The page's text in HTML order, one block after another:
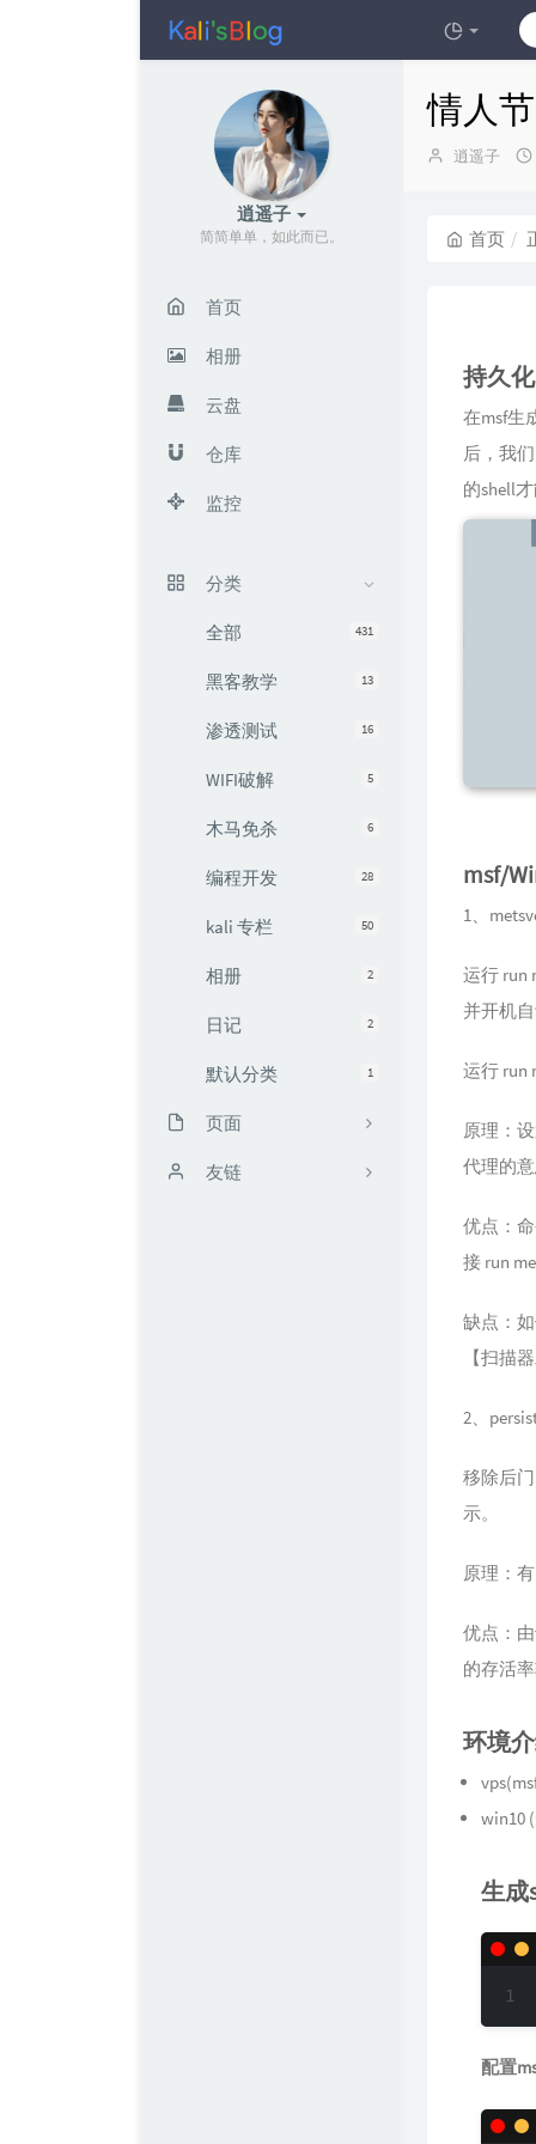
逍遥子
简简单单，如此而已。
首页
相册
云盘
仓库
监控
分类
431
全部
13
黑客教学
16
渗透测试
5
WIFI破解
6
木马免杀
28
编程开发
50
kali 专栏
2
相册
2
日记
1
默认分类
页面
时光机
友链
情人
博
逍遥子
首页
持久化
在msf生
后，我
的shell
msf/
1、
运行 run
并开机
运行 run
原理：
代理的
优点：
接 run
缺点：
【扫描
2、
移除后
示。
原理：
优点：
的存活
环境
win10
生成
配置